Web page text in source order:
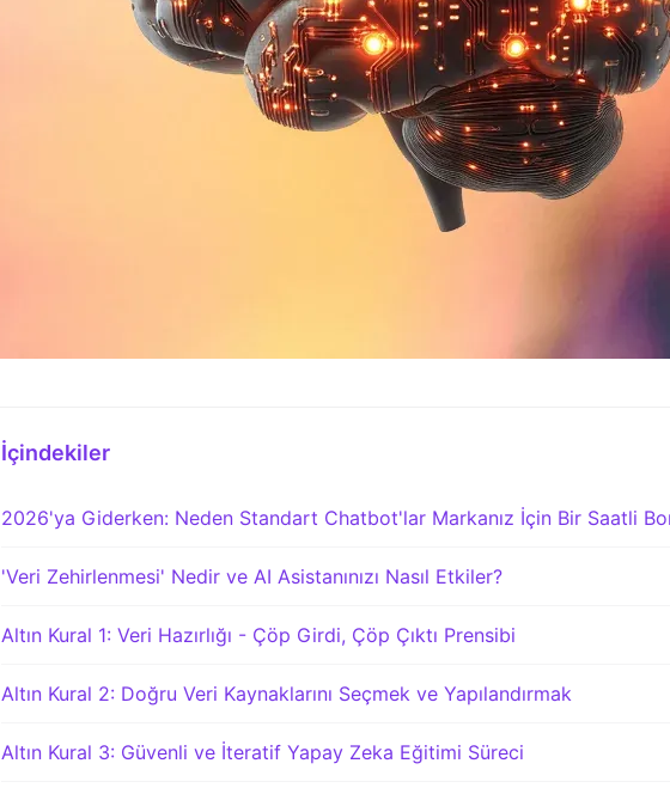
İçindekiler
2026'ya Giderken: Neden Standart Chatbot'lar Markanız İçin Bir Saatli
'Veri Zehirlenmesi' Nedir ve AI Asistanınızı Nasıl Etkiler?
Altın Kural 1: Veri Hazırlığı - Çöp Girdi, Çöp Çıktı Prensibi
Altın Kural 2: Doğru Veri Kaynaklarını Seçmek ve Yapılandırmak
Altın Kural 3: Güvenli ve İteratif Yapay Zeka Eğitimi Süreci